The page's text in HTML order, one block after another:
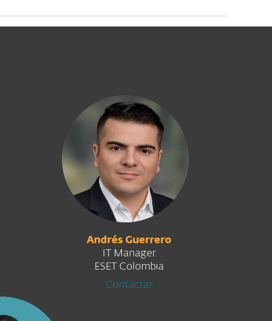
Andrés Guerrero
IT Manager
ESET Colombia
Contactar